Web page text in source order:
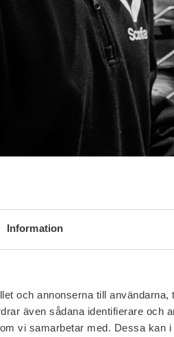
Information
och annonserna till användarna,
även sådana identifierare och
vi samarbetar med. Dessa kan